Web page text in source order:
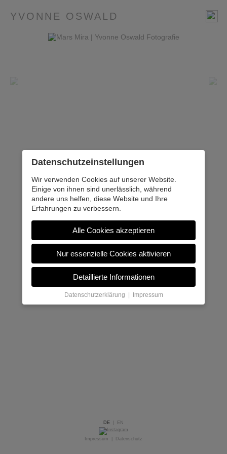
YVONNE OSWALD
DE EN
Impressum Datenschutz
Datenschutz­einstellungen
Wir verwenden Cookies auf unserer Website.
Einige von ihnen sind unerlässlich, während
andere uns helfen, diese Website und Ihre
Erfahrungen zu verbessern.
Alle Cookies akzeptieren
Nur essenzielle Cookies aktivieren
Detaillierte Informationen
Datenschutzerklärung | Impressum